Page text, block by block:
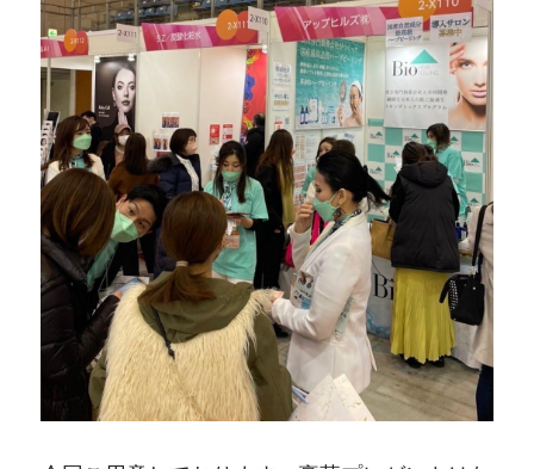
RoleSoR（福岡）
Plumeria（京都）
Cheryl Felicia（兵庫）